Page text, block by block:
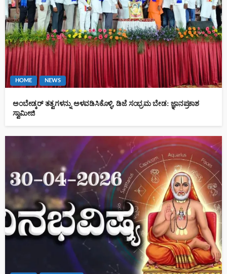
HOME NEWS
ಅಂಬೇಡ್ಕರ್ ತತ್ವಗಳನ್ನು ಅಳವಡಿಸಿಕೊಳ್ಳಿ, ಡಿಜೆ ಸಂಭ್ರಮ ಬೇಡ: ಜ್ಞಾನಪ್ರಕಾಶ
ಸ್ವಾಮೀಜಿ